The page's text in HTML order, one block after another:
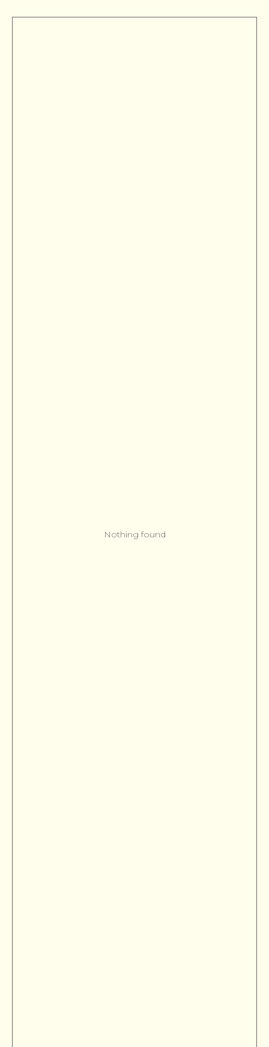
Nothing found